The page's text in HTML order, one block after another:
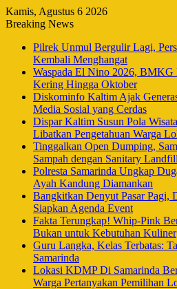
Kamis, Agustus 6 2026
Breaking News
Pilrek Unmul Bergulir Lagi,
Kembali Menghangat
Waspada El Nino 2026, BMKG
Kering Hingga Oktober
Diskominfo Kaltim Ajak
Media Sosial yang Cerdas
Dispar Kaltim Susun Pola
Libatkan Pengetahuan Warga
Tinggalkan Open Dumping,
Sampah dengan Sanitary Landfill
Polresta Samarinda Ungkap
Ayah Kandung Diamankan
Bangkitkan Denyut Pasar Pagi,
Siapkan Agenda Event
Fakta Terungkap! Whip-Pink
Bukan untuk Kebutuhan Kuliner
Guru Langka, Kelas Terbatas:
Samarinda
Lokasi KDMP Di Samarinda
Warga Pertanyakan Pemilihan